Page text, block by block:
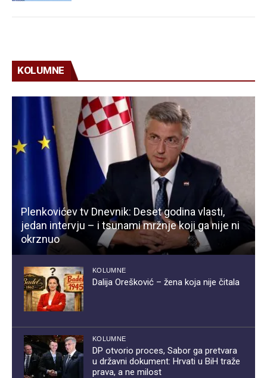
KOLUMNE
Plenkovićev tv Dnevnik: Deset godina vlasti,
jedan intervju – i tsunami mržnje koji ga nije ni
okrznuo
KOLUMNE
Dalija Orešković – žena koja nije čitala
KOLUMNE
DP otvorio proces, Sabor ga pretvara
u državni dokument: Hrvati u BiH traže
prava, a ne milost